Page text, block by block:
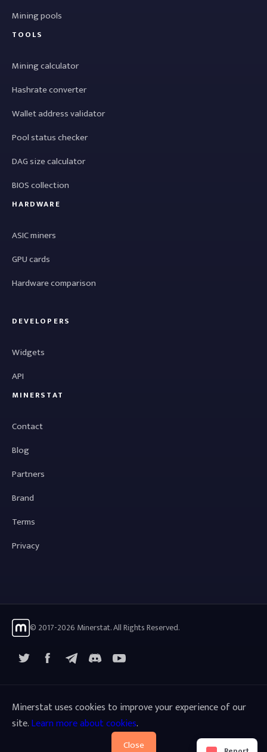
Mining pools
TOOLS
Mining calculator
Hashrate converter
Wallet address validator
Pool status checker
DAG size calculator
BIOS collection
HARDWARE
ASIC miners
GPU cards
Hardware comparison
DEVELOPERS
Widgets
API
MINERSTAT
Contact
Blog
Partners
Brand
Terms
Privacy
© 2017-2026 Minerstat. All Rights Reserved.
FacebookTelegramYouTube
Minerstat uses cookies to improve your experience of our
site.Learn more about cookies.
Close